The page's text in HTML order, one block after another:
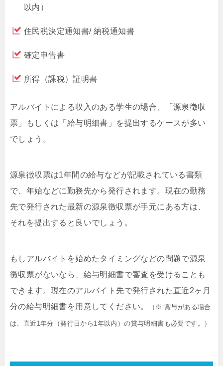
以内）
住民税決定通知書/ 納税通知書
確定申告書
所得（課税）証明書
アルバイトによる収入のある学生の場合、「源泉徴収
票」もしくは「給与明細書」を提出するケースが多い
でしょう。
源泉徴収票は1年間の給与などが記載されている書類
で、年始などに勤務先から発行されます。現在の勤務
先で発行された最新の源泉徴収票が手元にある方は、
それを提出すると良いでしょう。
もしアルバイトを始めたタイミングなどの問題で源泉
徴収票がないなら、給与明細書で審査を受けることも
できます。現在のアルバイト先で発行された直近2ヶ月
分の給与明細書を用意してください。
（※ 賞与がある場合
は、直近1年分（発行日から1年以内）の賞与明細書も必要です。）